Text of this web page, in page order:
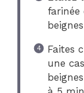
farinée
Faites
une